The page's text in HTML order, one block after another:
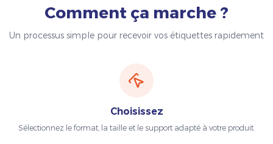
Comment ça marche ?
Un processus simple pour recevoir vos étiquettes rapidement
Choisissez
Sélectionnez le format, la taille et le support adapté à votre produit.